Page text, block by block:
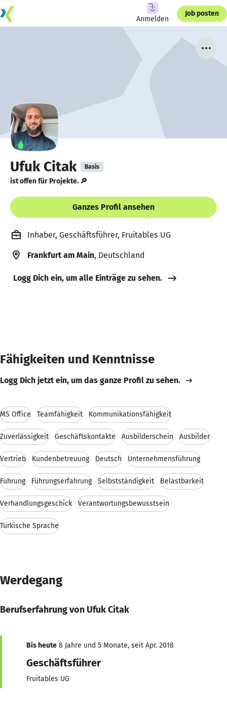
Anmelden
Job posten
Ufuk Citak Basis
ist offen für Projekte. 🔎
Ganzes Profil ansehen
Inhaber, Geschäftsführer, Fruitables UG
Frankfurt am Main, Deutschland
Logg Dich ein, um alle Einträge zu sehen.
Fähigkeiten und Kenntnisse
Logg Dich jetzt ein, um das ganze Profil zu sehen.
MS Office Teamfähigkeit Kommunikationsfähigkeit
Zuverlässigkeit Geschäftskontakte Ausbilderschein Ausbilder
Vertrieb Kundenbetreuung Deutsch Unternehmensführung
Führung Führungserfahrung Selbstständigkeit Belastbarkeit
Verhandlungsgeschick Verantwortungsbewusstsein
Türkische Sprache
Werdegang
Berufserfahrung von Ufuk Citak
Bis heute 8 Jahre und 5 Monate, seit Apr. 2018
Geschäftsführer
Fruitables UG